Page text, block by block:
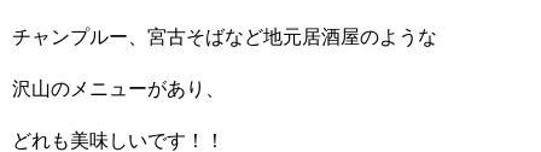
チャンプルー、宮古そばなど地元居酒屋のような
沢山のメニューがあり、
どれも美味しいです！！